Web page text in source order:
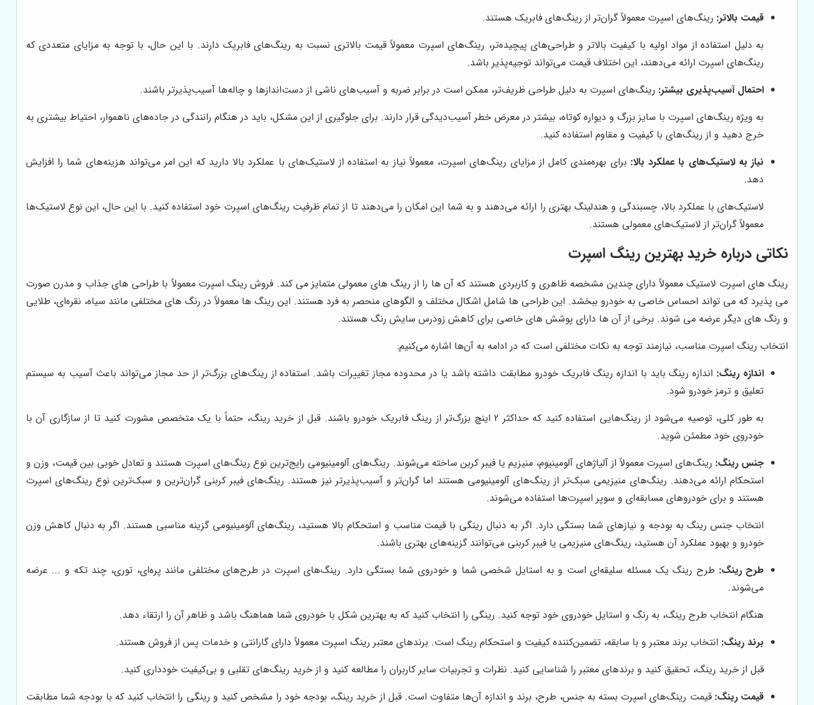
قیمت بالاتر: رینگ‌های اسپرت معمولاً گران‌تر از رینگ‌های فابریک هستند.
به دلیل استفاده از مواد اولیه با کیفیت بالاتر و طراحی‌های پیچیده‌تر، رینگ‌های اسپرت معمولاً قیمت بالاتری نسبت به رینگ‌های فابریک دارند. با این حال، با توجه به مزایای متعددی که
رینگ‌های اسپرت ارائه می‌دهند، این اختلاف قیمت می‌تواند توجیه‌پذیر باشد.
احتمال آسیب‌پذیری بیشتر: رینگ‌های اسپرت به دلیل طراحی ظریف‌تر، ممکن است در برابر ضربه و آسیب‌های ناشی از دست‌اندازها و چاله‌ها آسیب‌پذیرتر باشند.
به ویژه رینگ‌های اسپرت با سایز بزرگ و دیواره کوتاه، بیشتر در معرض خطر آسیب‌دیدگی قرار دارند. برای جلوگیری از این مشکل، باید در هنگام رانندگی در جاده‌های ناهموار، احتیاط بیشتری به
خرج دهید و از رینگ‌های با کیفیت و مقاوم استفاده کنید.
نیاز به لاستیک‌های با عملکرد بالا: برای بهره‌مندی کامل از مزایای رینگ‌های اسپرت، معمولاً نیاز به استفاده از لاستیک‌های با عملکرد بالا دارید که این امر می‌تواند هزینه‌های شما را افزایش
دهد.
لاستیک‌های با عملکرد بالا، چسبندگی و هندلینگ بهتری را ارائه می‌دهند و به شما این امکان را می‌دهند تا از تمام ظرفیت رینگ‌های اسپرت خود استفاده کنید. با این حال، این نوع لاستیک‌ها
معمولاً گران‌تر از لاستیک‌های معمولی هستند.
نکاتی درباره خرید بهترین رینگ اسپرت
رینگ های اسپرت لاستیک معمولاً دارای چندین مشخصه ظاهری و کاربردی هستند که آن ها را از رینگ های معمولی متمایز می کند. فروش رینگ اسپرت معمولاً با طراحی های جذاب و مدرن صورت
می پذیرد که می تواند احساس خاصی به خودرو ببخشد. این طراحی ها شامل اشکال مختلف و الگوهای منحصر به فرد هستند. این رینگ ها معمولاً در رنگ های مختلفی مانند سیاه، نقره‌ای، طلایی
و رنگ های دیگر عرضه می شوند. برخی از آن ها دارای پوشش های خاصی برای کاهش زودرس سایش رنگ هستند.
انتخاب رینگ اسپرت مناسب، نیازمند توجه به نکات مختلفی است که در ادامه به آن‌ها اشاره می‌کنیم:
اندازه رینگ: اندازه رینگ باید با اندازه رینگ فابریک خودرو مطابقت داشته باشد یا در محدوده مجاز تغییرات باشد. استفاده از رینگ‌های بزرگ‌تر از حد مجاز می‌تواند باعث آسیب به سیستم
تعلیق و ترمز خودرو شود.
به طور کلی، توصیه می‌شود از رینگ‌هایی استفاده کنید که حداکثر 2 اینچ بزرگ‌تر از رینگ فابریک خودرو باشند. قبل از خرید رینگ، حتماً با یک متخصص مشورت کنید تا از سازگاری آن با
خودروی خود مطمئن شوید.
جنس رینگ: رینگ‌های اسپرت معمولاً از آلیاژهای آلومینیوم، منیزیم یا فیبر کربن ساخته می‌شوند. رینگ‌های آلومینیومی رایج‌ترین نوع رینگ‌های اسپرت هستند و تعادل خوبی بین قیمت، وزن و
استحکام ارائه می‌دهند. رینگ‌های منیزیمی سبک‌تر از رینگ‌های آلومینیومی هستند اما گران‌تر و آسیب‌پذیرتر نیز هستند. رینگ‌های فیبر کربنی گران‌ترین و سبک‌ترین نوع رینگ‌های اسپرت
هستند و برای خودروهای مسابقه‌ای و سوپر اسپرت‌ها استفاده می‌شوند.
انتخاب جنس رینگ به بودجه و نیازهای شما بستگی دارد. اگر به دنبال رینگی با قیمت مناسب و استحکام بالا هستید، رینگ‌های آلومینیومی گزینه مناسبی هستند. اگر به دنبال کاهش وزن
خودرو و بهبود عملکرد آن هستید، رینگ‌های منیزیمی یا فیبر کربنی می‌توانند گزینه‌های بهتری باشند.
طرح رینگ: طرح رینگ یک مسئله سلیقه‌ای است و به استایل شخصی شما و خودروی شما بستگی دارد. رینگ‌های اسپرت در طرح‌های مختلفی مانند پره‌ای، توری، چند تکه و ... عرضه
می‌شوند.
هنگام انتخاب طرح رینگ، به رنگ و استایل خودروی خود توجه کنید. رینگی را انتخاب کنید که به بهترین شکل با خودروی شما هماهنگ باشد و ظاهر آن را ارتقاء دهد.
برند رینگ: انتخاب برند معتبر و با سابقه، تضمین‌کننده کیفیت و استحکام رینگ است. برندهای معتبر رینگ اسپرت معمولاً دارای گارانتی و خدمات پس از فروش هستند.
قبل از خرید رینگ، تحقیق کنید و برندهای معتبر را شناسایی کنید. نظرات و تجربیات سایر کاربران را مطالعه کنید و از خرید رینگ‌های تقلبی و بی‌کیفیت خودداری کنید.
قیمت رینگ: قیمت رینگ‌های اسپرت بسته به جنس، طرح، برند و اندازه آن‌ها متفاوت است. قبل از خرید رینگ، بودجه خود را مشخص کنید و رینگی را انتخاب کنید که با بودجه شما مطابقت